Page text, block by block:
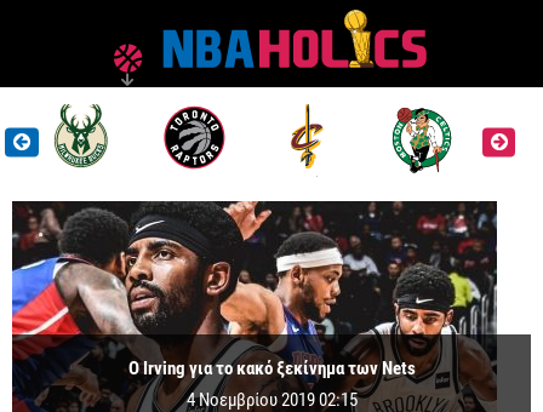
Ο Irving για το κακό ξεκίνημα των Nets
4 Νοεμβρίου 2019 02:15